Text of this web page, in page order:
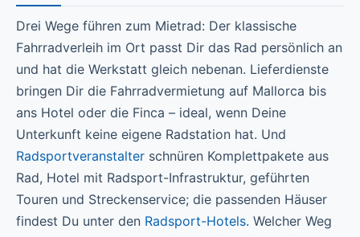
Drei Wege führen zum Mietrad: Der klassische
Fahrradverleih im Ort passt Dir das Rad persönlich an
und hat die Werkstatt gleich nebenan. Lieferdienste
bringen Dir die Fahrradvermietung auf Mallorca bis
ans Hotel oder die Finca – ideal, wenn Deine
Unterkunft keine eigene Radstation hat. Und
Radsportveranstalter schnüren Komplettpakete aus
Rad, Hotel mit Radsport-Infrastruktur, geführten
Touren und Streckenservice; die passenden Häuser
findest Du unter den Radsport-Hotels. Welcher Weg